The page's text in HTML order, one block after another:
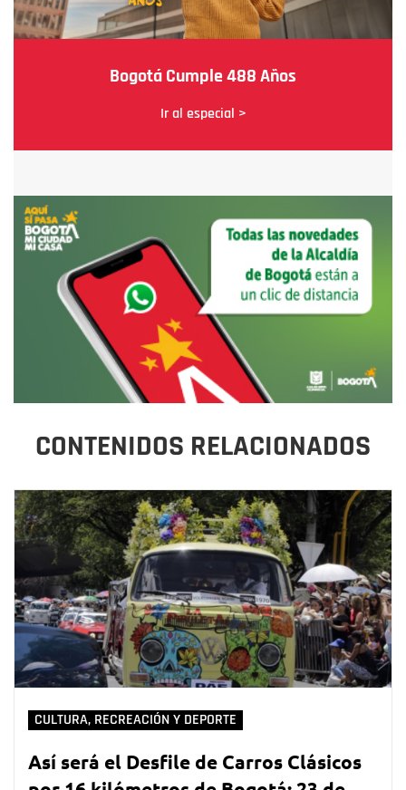
Bogotá Cumple 488 Años
Ir al especial >
CONTENIDOS RELACIONADOS
CULTURA, RECREACIÓN Y DEPORTE
Así será el Desfile de Carros Clásicos